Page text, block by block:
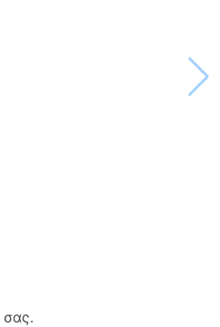
σας.